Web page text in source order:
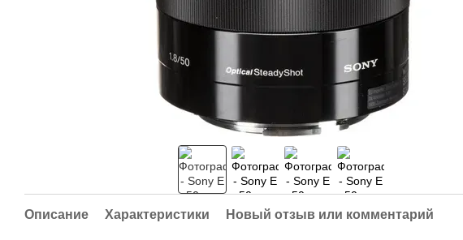
Описание Характеристики Новый отзыв или комментарий